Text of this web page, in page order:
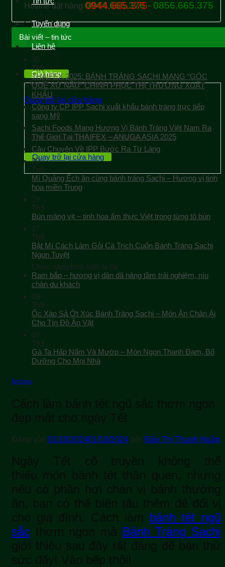
Hotline đặt hàng 0944.665.376 - 0856.665.375
Giỏ hàng
Chưa có sản phẩm trong giỏ hàng.
Quay trở lại cửa hàng
Tuyển dụng
Liên hệ
Giỏ hàng
Chưa có sản phẩm trong giỏ hàng.
Quay trở lại cửa hàng
0944.665.375
Bài viết – tin tức
30
Th9
THAIFEX 2025: BÁNH TRÁNG SACHI MANG “GÓC
QUÊ XỨ NẪU” CHINH PHỤC THỊ TRƯỜNG XUẤT
KHẨU
Công ty CP IPP Sachi xuất khẩu bánh tráng trực tiếp
sang Mỹ
Sachi Foods Mang Hương Vị Bánh Tráng Việt Nam Ra
Thế Giới Tại THAIFEX – ANUGA ASIA 2025
Câu Chuyện Về IPP Bước Ra Từ Làng
20
Th9
Mì Quảng Ếch ăn cùng bánh tráng Sachi – Hương vị tinh
hoa miền Trung
19
Th9
Bún măng vịt – tinh hoa ẩm thực Việt trong từng tô bún
17
Th9
Bật Mí Cách Làm Gỏi Cá Trích Cuốn Bánh Tráng Sachi
Ngon Tuyệt
Chức năng bình luận bị tắtở
Bật
Gỏi
Cá
Tráng
Ram bắp – hương vị dân dã nâng tầm trải nghiệm, níu
chân du khách
09
Th9
Ốc Xào Sả Ớt Xúc Bánh Tráng Sachi – Món Ăn Chân Ái
Cho Tín Đồ Ăn Vặt
08
Th9
Gà Ta Hấp Nấm Và Mướp – Món Ngon Thanh Đạm, Bổ
Dưỡng Cho Mọi Nhà
Ẩm thực
Cách làm bánh tét ngũ sắc thơm ngon
đẹp mắt cho ngày Tết
Đăng vào 01/10/202401/10/2024 bởi Đào Thị Thanh Ngân
Ngày Tết cổ truyền không thể
thiếu món bánh tét thân quen, nhưng
nếu có phần hơi chán vị bánh thường
ăn, bạn có thể biến tấu thêm để đổi vị
cho gia đình. Cách làm bánh tét ngũ
sắc thơm ngon mà Bánh Tráng Sachi
giới thiệu sau đây rất đáng để bạn thử
sức đấy! Vào bếp thôi!